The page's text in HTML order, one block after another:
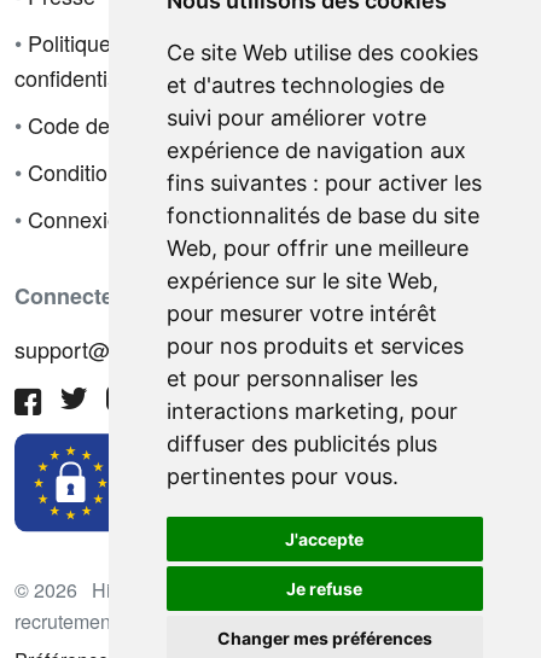
Ce site Web utilise des cookies
et d'autres technologies de
suivi pour améliorer votre
expérience de navigation aux
fins suivantes : pour activer les
fonctionnalités de base du site
Web, pour offrir une meilleure
expérience sur le site Web,
pour mesurer votre intérêt
pour nos produits et services
et pour personnaliser les
interactions marketing, pour
diffuser des publicités plus
pertinentes pour vous.
J'accepte
Je refuse
Changer mes préférences
• Politique de
confidentialité
• Code de déontologie
• Conditions de vente
• Connexion
Connectez-vous avec nous
support@hiringnotes.com
© 2026 Hiring Notes. Plateforme international de
recrutement